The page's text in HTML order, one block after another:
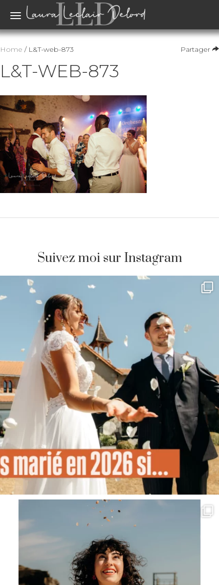
Toggle
Partager
Home / L&T-web-873
L&T-WEB-873
Suivez moi sur Instagram